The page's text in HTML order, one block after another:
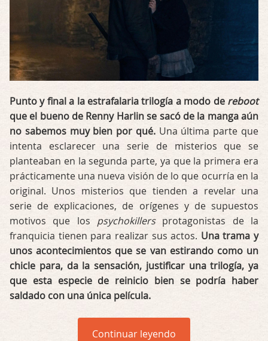
Punto y final a la estrafalaria trilogía a modo de reboot
que el bueno de Renny Harlin se sacó de la manga aún
no sabemos muy bien por qué.Una última parte que
intenta esclarecer una serie de misterios que se
planteaban en la segunda parte, ya que la primera era
prácticamente una nueva visión de lo que ocurría en la
original. Unos misterios que tienden a revelar una
serie de explicaciones, de orígenes y de supuestos
motivos que los psychokillersprotagonistas de la
franquicia tienen para realizar sus actos. Una trama y
unos acontecimientos que se van estirando como un
chicle para, da la sensación, justificar una trilogía, ya
que esta especie de reinicio bien se podría haber
saldado con una única película.
Continuar leyendo